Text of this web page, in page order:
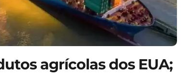
agrícolas dos EUA;